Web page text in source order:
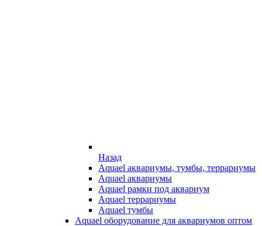
Назад
Aquael аквариумы, тумбы, террариумы
Aquael аквариумы
Aquael рамки под аквариум
Aquael террариумы
Aquael тумбы
Aquael оборудование для аквариумов оптом